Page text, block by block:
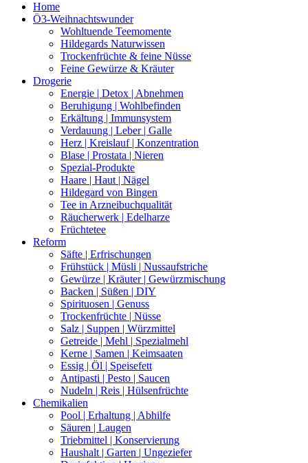
Home
Ö3-Weihnachtswunder
Wohltuende Teemomente
Hildegards Naturwissen
Trockenfrüchte & feine Nüsse
Feine Gewürze & Kräuter
Drogerie
Energie | Detox | Abnehmen
Beruhigung | Wohlbefinden
Erkältung | Immunsystem
Verdauung | Leber | Galle
Herz | Kreislauf | Konzentration
Blase | Prostata | Nieren
Spezial-Produkte
Haare | Haut | Nägel
Hildegard von Bingen
Tee in Arzneibuchqualität
Räucherwerk | Edelharze
Früchtetee
Reform
Säfte | Erfrischungen
Frühstück | Müsli | Nussaufstriche
Gewürze | Kräuter | Gewürzmischung
Backen | Süßen | DIY
Spirituosen | Genuss
Trockenfrüchte | Nüsse
Salz | Suppen | Würzmittel
Getreide | Mehl | Spezialmehl
Kerne | Samen | Keimsaaten
Essig | Öl | Speisefett
Antipasti | Pesto | Saucen
Nudeln | Reis | Hülsenfrüchte
Chemikalien
Pool | Erhaltung | Abhilfe
Säuren | Laugen
Triebmittel | Konservierung
Haushalt | Garten | Ungeziefer